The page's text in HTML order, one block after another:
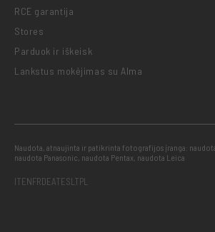
RCE garantija
Stores
Parduok ir iškeisk
Lankstus mokėjimas su Alma
Naudota, atnaujinta ir patikrinta fotografijos įranga:
naudota Panasonic, naudota Pentax, naudota Leica
ITENFRDEATESLTPL